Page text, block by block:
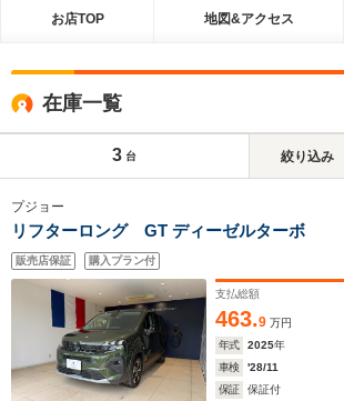
お店TOP 地図&アクセス
在庫一覧
3 台 絞り込み
プジョー
リフターロング GT ディーゼルターボ
販売店保証 購入プラン付
支払総額
463.9 万円
年式
2025年
車検
'28/11
保証
保証付